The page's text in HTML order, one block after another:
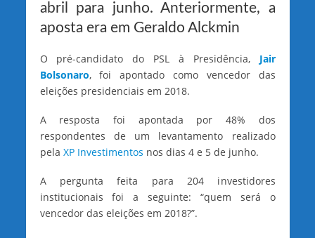
abril para junho. Anteriormente, a
aposta era em Geraldo Alckmin
O pré-candidato do PSL à Presidência, Jair
Bolsonaro, foi apontado como vencedor das
eleições presidenciais em 2018.
A resposta foi apontada por 48% dos
respondentes de um levantamento realizado
pela XP Investimentos nos dias 4 e 5 de junho.
A pergunta feita para 204 investidores
institucionais foi a seguinte: “quem será o
vencedor das eleições em 2018?”.